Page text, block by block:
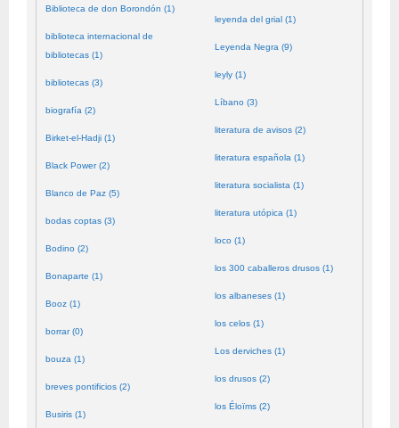
Biblioteca de don Borondón (1)
biblioteca internacional de
bibliotecas (1)
bibliotecas (3)
biografía (2)
Birket-el-Hadji (1)
Black Power (2)
Blanco de Paz (5)
bodas coptas (3)
Bodino (2)
Bonaparte (1)
Booz (1)
borrar (0)
bouza (1)
breves pontificios (2)
Busiris (1)
leyenda del grial (1)
Leyenda Negra (9)
leyly (1)
Líbano (3)
literatura de avisos (2)
literatura española (1)
literatura socialista (1)
literatura utópica (1)
loco (1)
los 300 caballeros drusos (1)
los albaneses (1)
los celos (1)
Los derviches (1)
los drusos (2)
los Éloïms (2)